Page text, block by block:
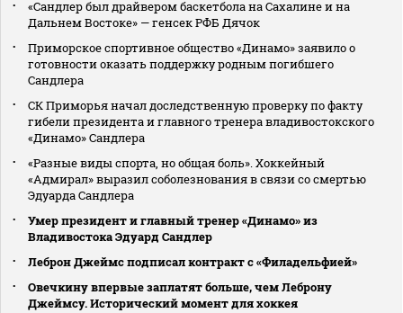
«Сандлер был драйвером баскетбола на Сахалине и на
Дальнем Востоке» — генсек РФБ Дячок
Приморское спортивное общество «Динамо» заявило о
готовности оказать поддержку родным погибшего
Сандлера
СК Приморья начал доследственную проверку по факту
гибели президента и главного тренера владивостокского
«Динамо» Сандлера
«Разные виды спорта, но общая боль». Хоккейный
«Адмирал» выразил соболезнования в связи со смертью
Эдуарда Сандлера
Умер президент и главный тренер «Динамо» из
Владивостока Эдуард Сандлер
Леброн Джеймс подписал контракт с «Филадельфией»
Овечкину впервые заплатят больше, чем Леброну
Джеймсу. Исторический момент для хоккея